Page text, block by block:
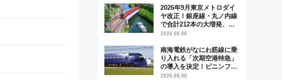
日「京都の鉄道満喫ツア
ー」開催
2026年9月東京メトロダイ
ヤ改正！銀座線・丸ノ内線
で合計212本の大増発、混
雑緩和に期待
2026.08.06
南海電鉄がなにわ筋線に乗
り入れる「次期空港特急」
の導入を決定！ピニンファ
リーナによる日本初の鉄道
2026.08.06